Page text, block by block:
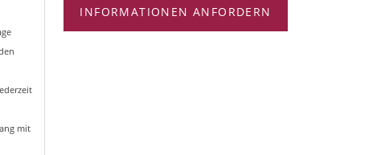
mit
INFORMATIONEN ANFORDERN